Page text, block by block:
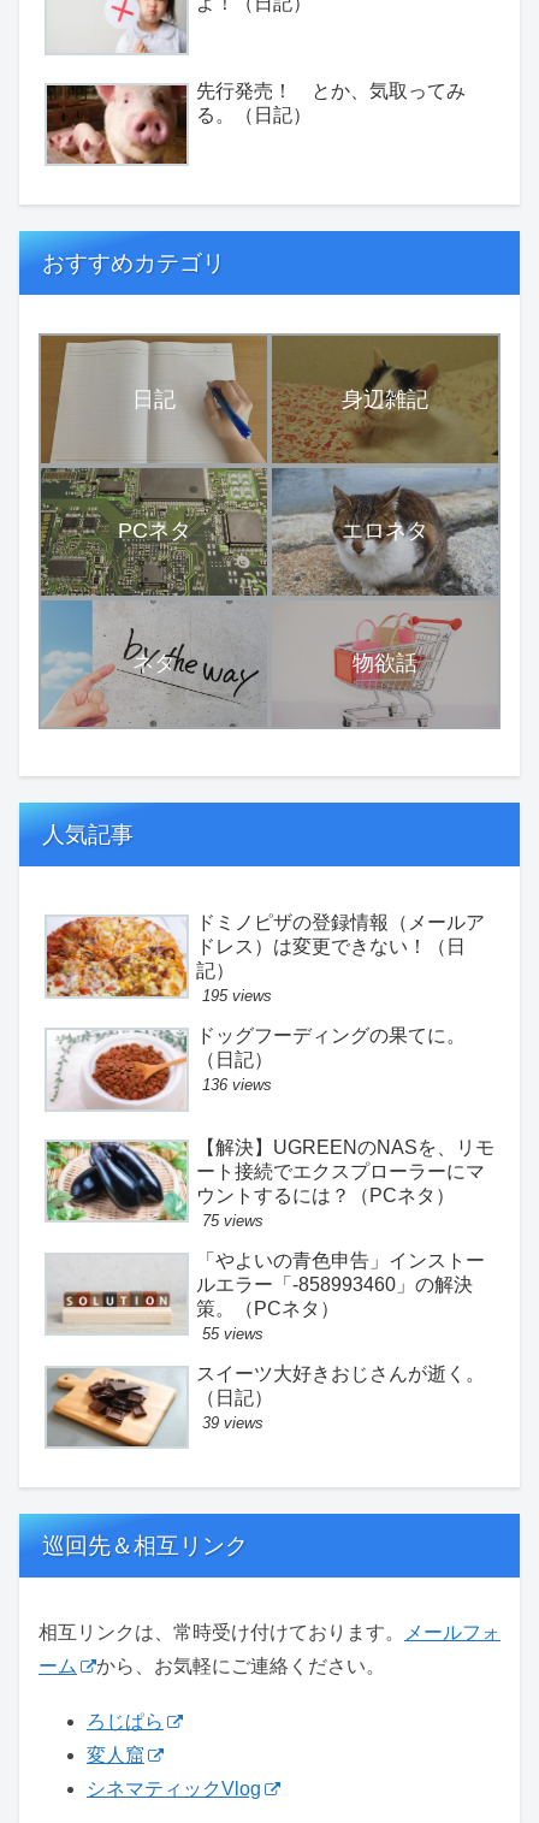
先行発売！ とか、気取ってみ
る。（日記）
おすすめカテゴリ
日記 身辺雑記
PCネタ エロネタ
ネタ 物欲話
人気記事
ドミノピザの登録情報（メールア
ドレス）は変更できない！（日
記）
195 views
ドッグフーディングの果てに。
（日記）
136 views
【解決】UGREENのNASを、リモ
ート接続でエクスプローラーにマ
ウントするには？（PCネタ）
75 views
「やよいの青色申告」インストー
ルエラー「-858993460」の解決
策。（PCネタ）
55 views
スイーツ大好きおじさんが逝く。
（日記）
39 views
巡回先＆相互リンク
相互リンクは、常時受け付けております。
メールフォ
ーム
から、お気軽にご連絡ください。
ろじぱら
変人窟
シネマティックVlog